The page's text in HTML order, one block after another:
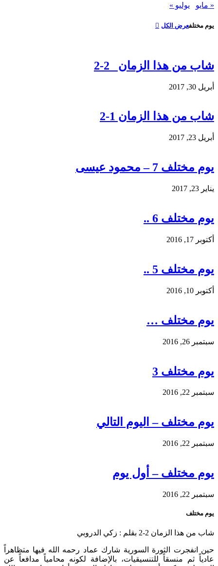
« مايو
يوليو »
يوم مختلفعرض الكل
شاب من هذا الزمان 2-2
أبريل 30, 2017
شاب من هذا الزمان 1-2
أبريل 23, 2017
يوم مختلف 7 – محمود عيسى
يناير 23, 2017
يوم مختلف 6 ..
أكتوبر 17, 2016
يوم مختلف 5 ..
أكتوبر 10, 2016
يوم مختلف …
سبتمبر 26, 2016
يوم مختلف 3
سبتمبر 22, 2016
يوم مختلف – اليوم التالي
سبتمبر 22, 2016
يوم مختلف – أول يوم
سبتمبر 22, 2016
يوم مختلف
شاب من هذا الزمان 2-2 بقلم : زكي الدروبي
حين انفجرت الثورة السورية شارك عماد رحمه الله فيها متظاهراً
عادياً ثم منسقاً للتنسيقيات، بالإضافة لكونه محامياً مدافعاً عن